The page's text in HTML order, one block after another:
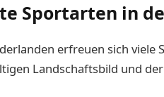
Sportarten in
erfreuen sich viele
Landschaftsbild und